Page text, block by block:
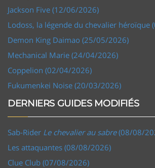
Jackson Five (12/06/2026)
Lodoss, la légende du chevalier héroïque
Demon King Daimao (25/05/2026)
Mechanical Marie (24/04/2026)
Coppelion (02/04/2026)
Fukumenkei Noise (20/03/2026)
DERNIERS GUIDES MODIFIÉS
Sab-Rider Le chevalier au sabre(08/08/
Les attaquantes (08/08/2026)
Clue Club (07/08/2026)